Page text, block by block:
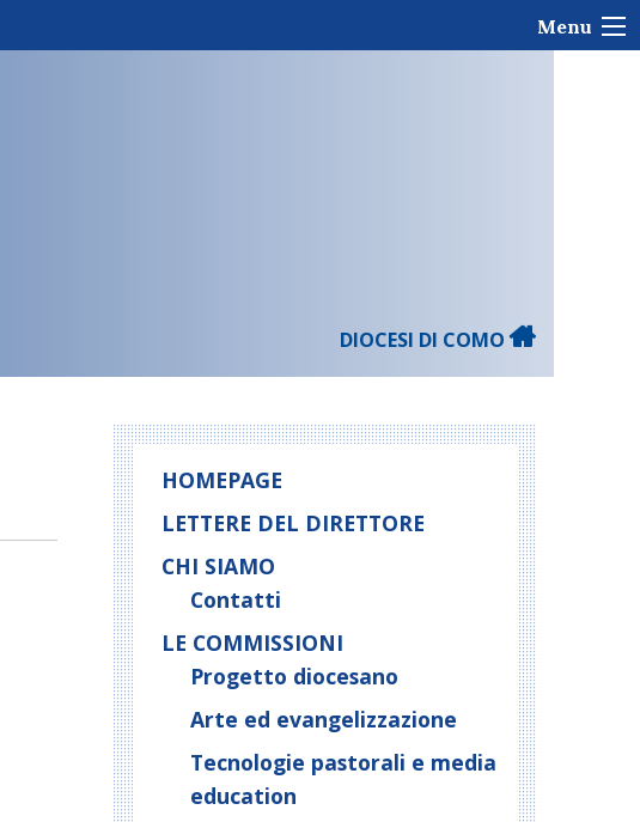
Menu
DIOCESI DI COMO
HOMEPAGE
LETTERE DEL DIRETTORE
CHI SIAMO
Contatti
LE COMMISSIONI
Progetto diocesano
Arte ed evangelizzazione
Tecnologie pastorali e media
education